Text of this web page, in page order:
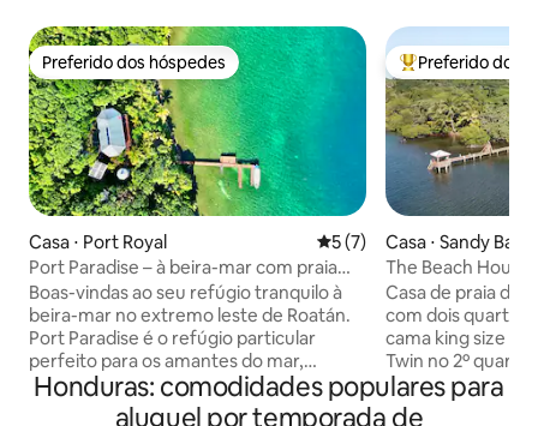
Preferido dos hóspedes
Preferido dos hóspedes
Casa ⋅ Port Royal 5 de uma avaliação média
5 (7)
Port Paradise – à beira-mar com praia
privativa e doca
Boas-vindas ao seu refúgio tranquilo à
beira-mar no extremo leste de Roatán.
Port Paradise é o refúgio particular
perfeito para os amantes do mar,
oferecendo acesso direto a mergulho
autônomo e snorkel de alto nível na Cow
Entre os
Preferido dos
Casa ⋅ Sandy Bay
The Beach
Dock Kayak
para caiaque)
Casa de praia de
com dois quartos
cama king size no
Twin no 2º
também dois
estar,
Honduras: comodidades populares para
aluguel por temporada de